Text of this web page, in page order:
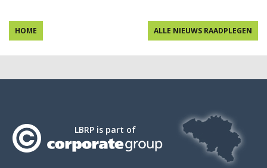
HOME ALLE NIEUWS RAADPLEGEN
LBRP is part of